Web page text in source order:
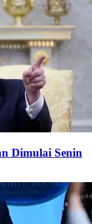
Dimulai Senin